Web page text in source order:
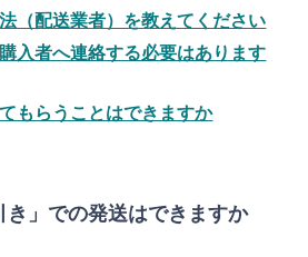
（配送業者）を教えてください
入者へ連絡する必要はあります
もらうことはできますか
き」での発送はできますか